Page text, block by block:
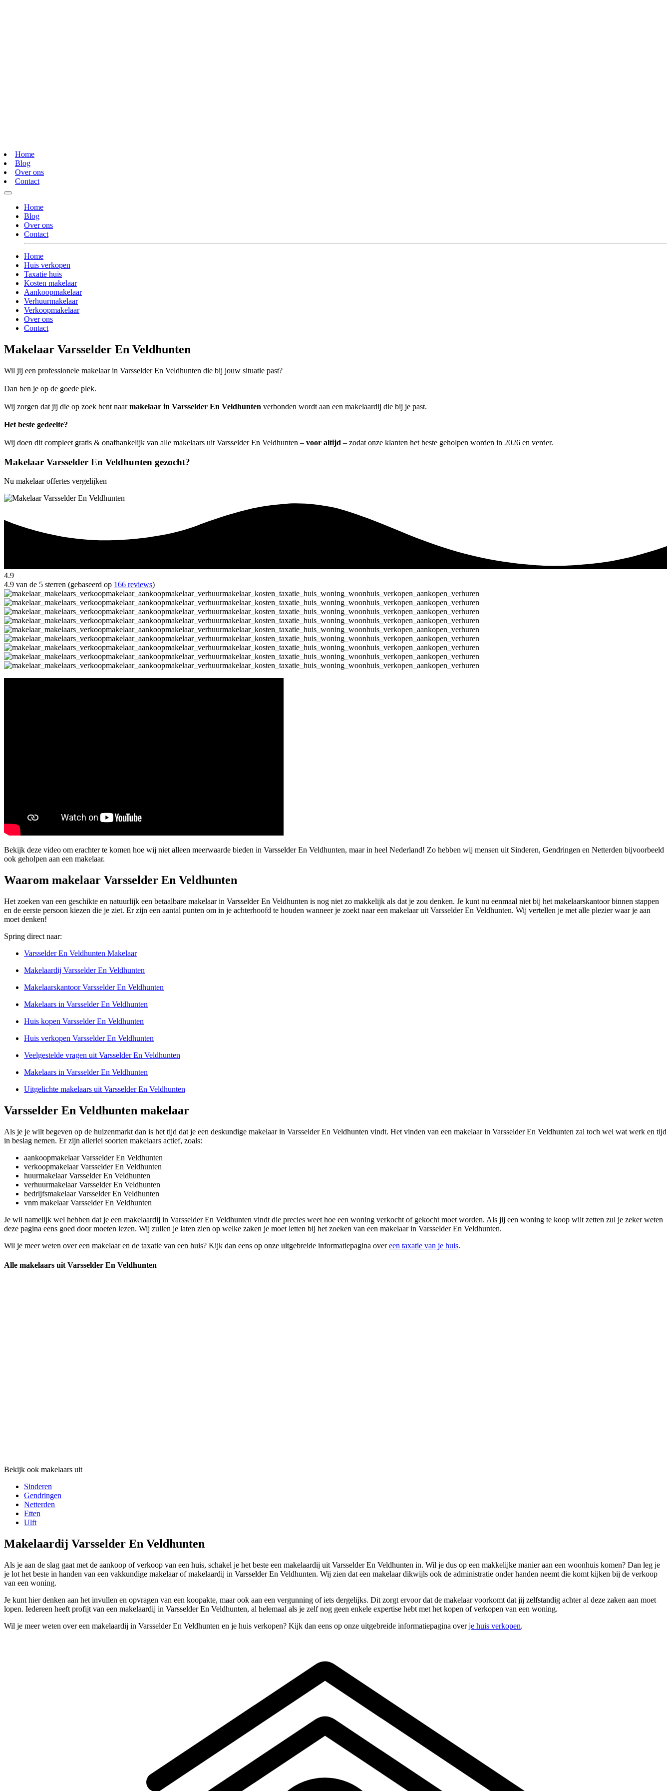
Home
Blog
Over ons
Contact
Home
Blog
Over ons
Contact
Home
Huis verkopen
Taxatie huis
Kosten makelaar
Aankoopmakelaar
Verhuurmakelaar
Verkoopmakelaar
Over ons
Contact
Makelaar Varsselder En Veldhunten
Wil jij een professionele makelaar in Varsselder En Veldhunten die bij jouw situatie past?
Dan ben je op de goede plek.
Wij zorgen dat jij die op zoek bent naarmakelaar in Varsselder En Veldhunten verbonden wordt aan een makelaardij die bij je past.
Het beste gedeelte?
Wij doen dit compleet gratis & onafhankelijk van alle makelaars uit Varsselder En Veldhunten – voor altijd – zodat onze klanten het beste geholpen worden in 2026 en verder.
Makelaar Varsselder En Veldhunten gezocht?
Nu makelaar offertes vergelijken
4.9
4.9 van de 5 sterren (gebaseerd op 166 reviews)
Bekijk deze video om erachter te komen hoe wij niet alleen meerwaarde bieden in Varsselder En Veldhunten, maar in heel Nederland! Zo hebben wij mensen uit Sinderen, Gendringen en Netterden bijvoorbeeld
ook geholpen aan een makelaar.
Waarom makelaar Varsselder En Veldhunten
Het zoeken van een geschikte en natuurlijk een betaalbare makelaar in Varsselder En Veldhunten is nog niet zo makkelijk als dat je zou denken. Je kunt nu eenmaal niet bij het makelaarskantoor binnen stappen
en de eerste persoon kiezen die je ziet. Er zijn een aantal punten om in je achterhoofd te houden wanneer je zoekt naar een makelaar uit Varsselder En Veldhunten. Wij vertellen je met alle plezier waar je aan
moet denken!
Spring direct naar:
Varsselder En Veldhunten Makelaar
Makelaardij Varsselder En Veldhunten
Makelaarskantoor Varsselder En Veldhunten
Makelaars in Varsselder En Veldhunten
Huis kopen Varsselder En Veldhunten
Huis verkopen Varsselder En Veldhunten
Veelgestelde vragen uit Varsselder En Veldhunten
Makelaars in Varsselder En Veldhunten
Uitgelichte makelaars uit Varsselder En Veldhunten
Varsselder En Veldhunten makelaar
Als je je wilt begeven op de huizenmarkt dan is het tijd dat je een deskundige makelaar in Varsselder En Veldhunten vindt. Het vinden van een makelaar in Varsselder En Veldhunten zal toch wel wat werk en tijd
in beslag nemen. Er zijn allerlei soorten makelaars actief, zoals:
aankoopmakelaar Varsselder En Veldhunten
verkoopmakelaar Varsselder En Veldhunten
huurmakelaar Varsselder En Veldhunten
verhuurmakelaar Varsselder En Veldhunten
bedrijfsmakelaar Varsselder En Veldhunten
vnm makelaar Varsselder En Veldhunten
Je wil namelijk wel hebben dat je een makelaardij in Varsselder En Veldhunten vindt die precies weet hoe een woning verkocht of gekocht moet worden. Als jij een woning te koop wilt zetten zul je zeker weten
deze pagina eens goed door moeten lezen. Wij zullen je laten zien op welke zaken je moet letten bij het zoeken van een makelaar in Varsselder En Veldhunten.
Wil je meer weten over een makelaar en de taxatie van een huis? Kijk dan eens op onze uitgebreide informatiepagina overeen taxatie van je huis.
Alle makelaars uit Varsselder En Veldhunten
Bekijk ook makelaars uit
Sinderen
Gendringen
Netterden
Etten
Ulft
Makelaardij Varsselder En Veldhunten
Als je aan de slag gaat met de aankoop of verkoop van een huis, schakel je het beste een makelaardij uit Varsselder En Veldhunten in. Wil je dus op een makkelijke manier aan een woonhuis komen? Dan leg je
je lot het beste in handen van een vakkundige makelaar of makelaardij in Varsselder En Veldhunten. Wij zien dat een makelaar dikwijls ook de administratie onder handen neemt die komt kijken bij de verkoop
van een woning.
Je kunt hier denken aan het invullen en opvragen van een koopakte, maar ook aan een vergunning of iets dergelijks. Dit zorgt ervoor dat de makelaar voorkomt dat jij zelfstandig achter al deze zaken aan moet
lopen. Iedereen heeft profijt van een makelaardij in Varsselder En Veldhunten, al helemaal als je zelf nog geen enkele expertise hebt met het kopen of verkopen van een woning.
Wil je meer weten over een makelaardij in Varsselder En Veldhunten en je huis verkopen? Kijk dan eens op onze uitgebreide informatiepagina overje huis verkopen.